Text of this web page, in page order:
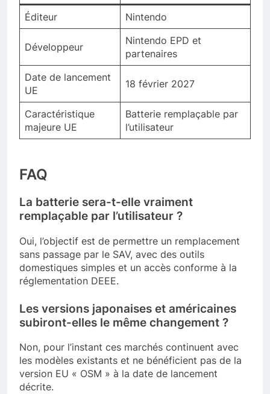
Éditeur Nintendo
Développeur
Nintendo EPD et
partenaires
Date de lancement
UE
18 février 2027
Caractéristique
majeure UE
Batterie remplaçable par
l’utilisateur
FAQ
La batterie sera-t-elle vraiment
remplaçable par l’utilisateur ?
Oui, l’objectif est de permettre un remplacement
sans passage par le SAV, avec des outils
domestiques simples et un accès conforme à la
réglementation DEEE.
Les versions japonaises et américaines
subiront-elles le même changement ?
Non, pour l’instant ces marchés continuent avec
les modèles existants et ne bénéficient pas de la
version EU « OSM » à la date de lancement
décrite.